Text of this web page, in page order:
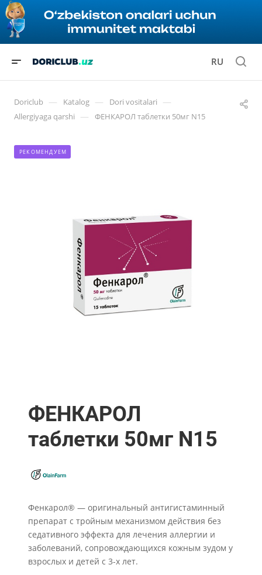
RU
Doriclub — Katalog — Dori vositalari —
Allergiyaga qarshi — ФЕНКАРОЛ таблетки 50мг N15
РЕКОМЕНДУЕМ
ФЕНКАРОЛ
таблетки 50мг N15
Фенкарол® — оригинальный антигистаминный
препарат с тройным механизмом действия без
седативного эффекта для лечения аллергии и
заболеваний, сопровождающихся кожным зудом у
взрослых и детей с 3-х лет.